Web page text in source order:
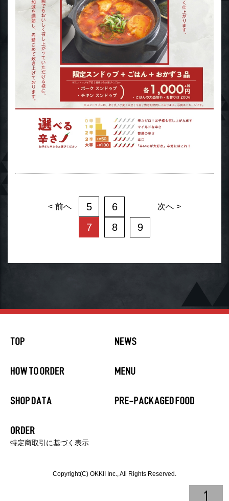
前へ 5
6
7
8 9
次へ
特定商取引に基づく表示
Copyright(C) OKKII Inc., All Rights Reserved.